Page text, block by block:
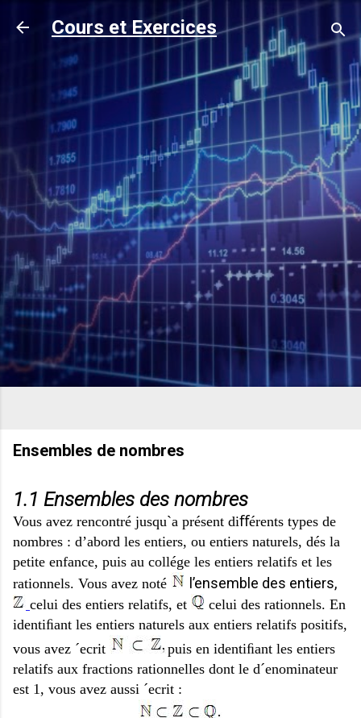
Accéder au contenu principal
Cours et Exercices
Ensembles de nombres
1.1 Ensembles des nombres
Vous avez rencontré jusqu`a présent diﬀérents types de
nombres : d’abord les entiers, ou entiers naturels, dés la
petite enfance, puis au collége les entiers relatifs et les
rationnels. Vous avez noté
l’ensemble des entiers,
celui des entiers relatifs, et
celui des rationnels. En
identiﬁant les entiers naturels aux entiers relatifs positifs,
vous avez ´ecrit
puis en identiﬁant les entiers
relatifs aux fractions rationnelles dont le d´enominateur
est 1, vous avez aussi ´ecrit :